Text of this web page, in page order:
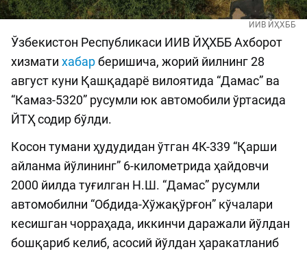
ИИВ ЙҲХББ
Ўзбекистон Республикаси ИИВ ЙҲХББ Ахборот
хизмати хабарберишича, жорий йилнинг 28
август куни Қашқадарё вилоятида “Дамас” ва
“Камаз-5320” русумли юк автомобили ўртасида
ЙТҲ содир бўлди.
Косон тумани ҳудудидан ўтган 4К-339 “Қарши
айланма йўлининг” 6-километрида ҳайдовчи
2000 йилда туғилган Н.Ш. “Дамас” русумли
автомобилни “Обдида-Хўжақўрғон” кўчалари
кесишган чорраҳада, иккинчи даражали йўлдан
бошқариб келиб, асосий йўлдан ҳаракатланиб